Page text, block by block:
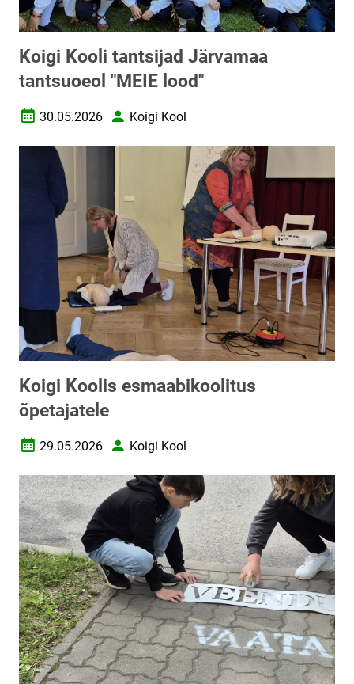
Koigi Kooli tantsijad Järvamaa
tantsuoeol "MEIE lood"
Loomise kuupäev
30.05.2026 AutorKoigi Kool
Koigi Koolis esmaabikoolitus
õpetajatele
Loomise kuupäev
29.05.2026 AutorKoigi Kool